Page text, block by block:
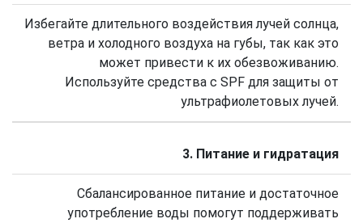
Избегайте длительного воздействия лучей солнца,
ветра и холодного воздуха на губы, так как это
может привести к их обезвоживанию.
Используйте средства с SPF для защиты от
ультрафиолетовых лучей.
3. Питание и гидратация
Сбалансированное питание и достаточное
употребление воды помогут поддерживать